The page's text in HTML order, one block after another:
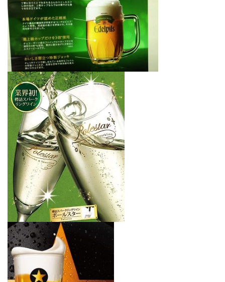
YOKOHAMA
Grassroots
–
3
分・
鶴
屋
町
に
あ
る
ダ
イ
ニ
ン
グ
バ
ー